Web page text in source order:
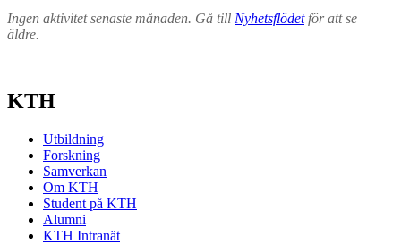
Ingen aktivitet senaste månaden. Gå till Nyhetsflödetför att se
äldre.
KTH
Utbildning
Forskning
Samverkan
Om KTH
Student på KTH
Alumni
KTH Intranät